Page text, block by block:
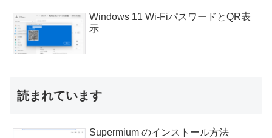
Windows 11 Wi-FiパスワードとQR表
示
読まれています
Supermium のインストール方法